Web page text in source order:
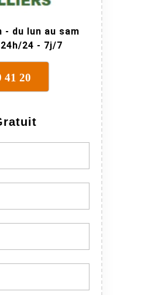
- du lun au sam
24h/24 - 7j/7
41 20